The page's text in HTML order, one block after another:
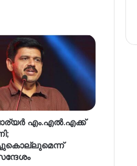
എം.എൽ.എക്ക്